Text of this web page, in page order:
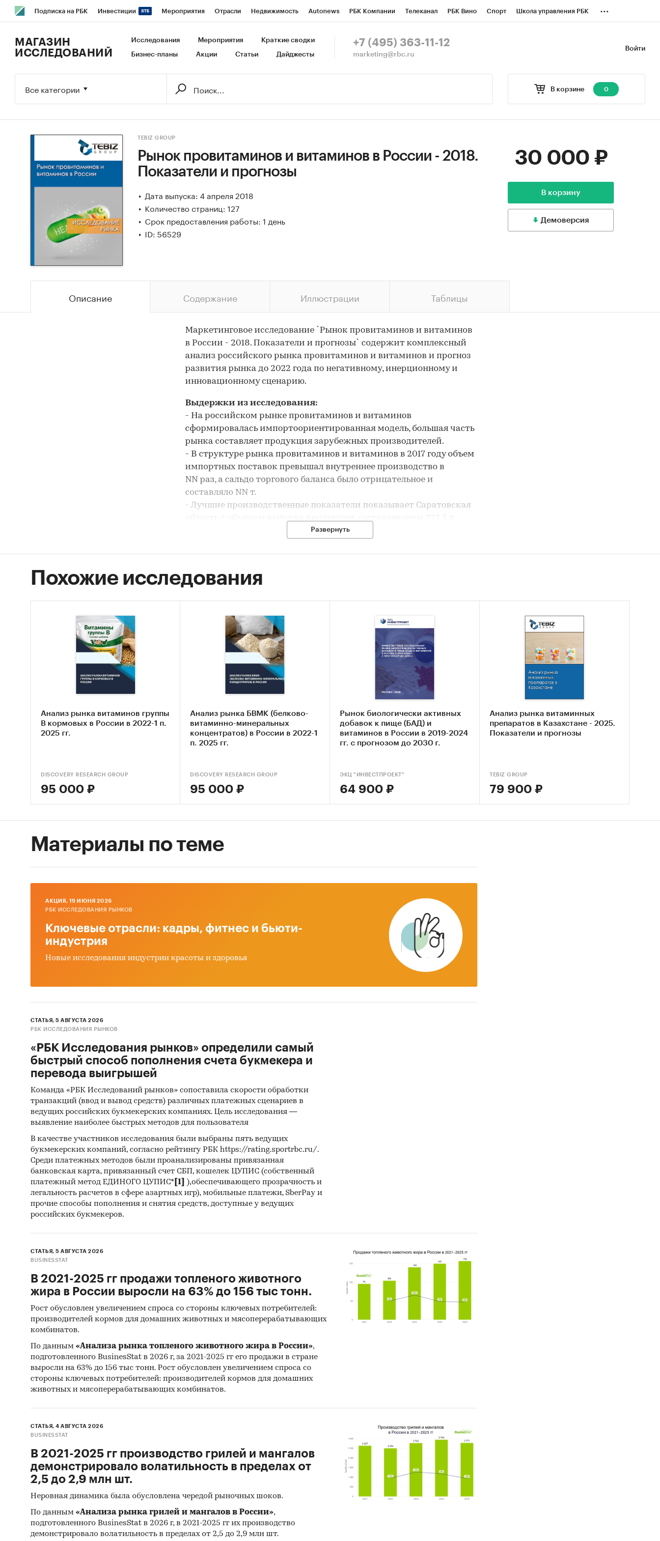
Подписка на РБК Инвестиции Мероприятия Отрасли Недвижимость Autonews РБК Компании Телеканал РБК Вино Спорт Школа управления РБК
Исследования Кредитные рейтинги Франшизы Газета Спецпроекты СПб Конференции СПб Спецпроекты
...
Войти
МАГАЗИН
ИССЛЕДОВАНИЙ
Исследования Мероприятия Краткие сводки
Бизнес-планы Акции Статьи Дайджесты
+7 (495) 363-11-12
marketing@rbc.ru
В корзине 0
Все категории
TEBIZ GROUP
Рынок провитаминов и витаминов в России - 2018.
Показатели и прогнозы
Дата выпуска: 4 апреля 2018
Количество страниц: 127
Срок предоставления работы: 1 день
ID: 56529
30 000 ₽
В корзину
Демоверсия
Описание Содержание Иллюстрации Таблицы
Маркетинговое исследование `Рынок провитаминов и витаминов
в России - 2018. Показатели и прогнозы` содержит комплексный
анализ российского рынка провитаминов и витаминов и прогноз
развития рынка до 2022 года по негативному, инерционному и
инновационному сценарию.
Выдержки из исследования:
- На российском рынке провитаминов и витаминов
сформировалась импортоориентированная модель, большая часть
рынка составляет продукция зарубежных производителей.
- В структуре рынка провитаминов и витаминов в 2017 году объем
импортных поставок превышал внутреннее производство в
NN раз, а сальдо торгового баланса было отрицательное и
составляло NN т.
- Лучшие производственные показатели показывает Саратовская
(более 35%), ведущий поставщик провитаминов и витаминов -
- Большую часть продукции российских экспортеров покупает
Период исследования:
2014-2017 гг., 2018-2022 гг. (прогноз)
Данные игроков ВЭД:
Также в исследовании представлена информация об участниках
- Рейтинг крупнейших российских импортеров и зарубежных
поставщиков
- Рейтинг ведущих российских экспортеров и зарубежных
покупателей
Количественные показатели в отчете рассчитаны в тоннах,
стоимостные - в долларах
Российская Федерация и регионы РФ, страны мира"
Категории:
Россия
Развернуть
Похожие исследования
Анализ рынка витаминов группы
В кормовых в России в 2022-1 п.
2025 гг.
DISCOVERY RESEARCH GROUP
95 000 ₽
Анализ рынка БВМК (белково-
витаминно-минеральных
концентратов) в России в 2022-1
п. 2025 гг.
DISCOVERY RESEARCH GROUP
95 000 ₽
Рынок биологически активных
добавок к пище (БАД) и
витаминов в России в 2019-2024
гг. с прогнозом до 2030 г.
ЭКЦ "ИНВЕСТПРОЕКТ"
64 900 ₽
Анализ рынка витаминных
препаратов в Казахстане - 2025.
Показатели и прогнозы
TEBIZ GROUP
79 900 ₽
Материалы по теме
AКЦИЯ, 19 ИЮНЯ 2026
РБК ИССЛЕДОВАНИЯ РЫНКОВ
Ключевые отрасли: кадры, фитнес и бьюти-
индустрия
Новые исследования индустрии красоты и здоровья
СТАТЬЯ, 5 АВГУСТА 2026
РБК ИССЛЕДОВАНИЯ РЫНКОВ
«РБК Исследования рынков» определили самый
быстрый способ пополнения счета букмекера и
перевода выигрышей
Команда «РБК Исследований рынков» сопоставила скорости обработки
транзакций (ввод и вывод средств) различных платежных сценариев в
ведущих российских букмекерских компаниях. Цель исследования —
выявление наиболее быстрых методов для пользователя
В качестве участников исследования были выбраны пять ведущих
букмекерских компаний, согласно рейтингу РБК https://rating.sportrbc.ru/.
Среди платежных методов были проанализированы привязанная
банковская карта, привязанный счет СБП, кошелек ЦУПИС (собственный
платежный метод ЕДИНОГО ЦУПИС* [1]
),обеспечивающего прозрачность и
легальность расчетов в сфере азартных игр), мобильные платежи, SberPay и
прочие способы пополнения и снятия средств, доступные у ведущих
российских букмекеров.
СТАТЬЯ, 5 АВГУСТА 2026
BUSINESSTAT
В 2021-2025 гг продажи топленого животного
жира в России выросли на 63% до 156 тыс тонн.
Рост обусловлен увеличением спроса со стороны ключевых потребителей:
производителей кормов для домашних животных и мясоперерабатывающих
комбинатов.
По данным «Анализа рынка топленого животного жира в России»,
подготовленного BusinesStat в 2026 г, за 2021-2025 гг его продажи в стране
выросли на 63% до 156 тыс тонн. Рост обусловлен увеличением спроса со
стороны ключевых потребителей: производителей кормов для домашних
животных и мясоперерабатывающих комбинатов.
СТАТЬЯ, 4 АВГУСТА 2026
BUSINESSTAT
В 2021-2025 гг производство грилей и мангалов
демонстрировало волатильность в пределах от
2,5 до 2,9 млн шт.
Неровная динамика была обусловлена чередой рыночных шоков.
По данным «Анализа рынка грилей и мангалов в России»,
подготовленного BusinesStat в 2026 г, в 2021-2025 гг их производство
демонстрировало волатильность в пределах от 2,5 до 2,9 млн шт.